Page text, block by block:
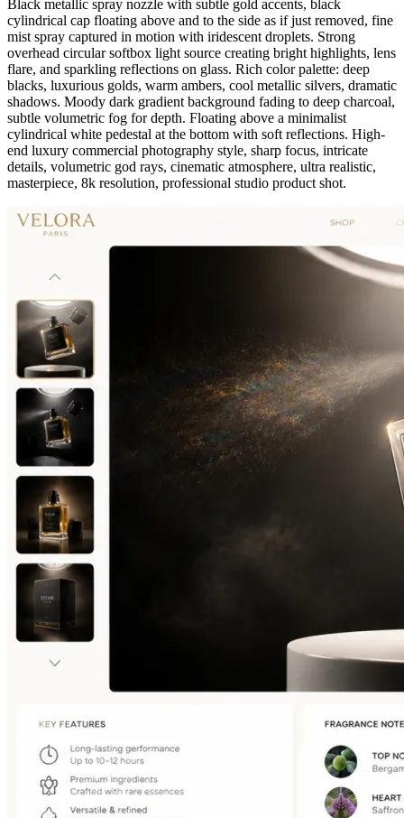
Black metallic spray nozzle with subtle gold accents, black
cylindrical cap floating above and to the side as if just removed, fine
mist spray captured in motion with iridescent droplets. Strong
overhead circular softbox light source creating bright highlights, lens
flare, and sparkling reflections on glass. Rich color palette: deep
blacks, luxurious golds, warm ambers, cool metallic silvers, dramatic
shadows. Moody dark gradient background fading to deep charcoal,
subtle volumetric fog for depth. Floating above a minimalist
cylindrical white pedestal at the bottom with soft reflections. High-
end luxury commercial photography style, sharp focus, intricate
details, volumetric god rays, cinematic atmosphere, ultra realistic,
masterpiece, 8k resolution, professional studio product shot.